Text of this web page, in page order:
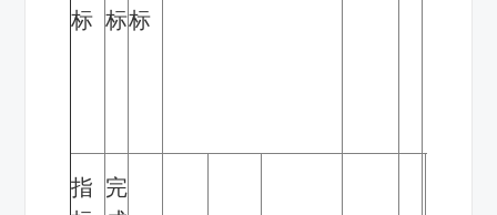
标 标标
指 完